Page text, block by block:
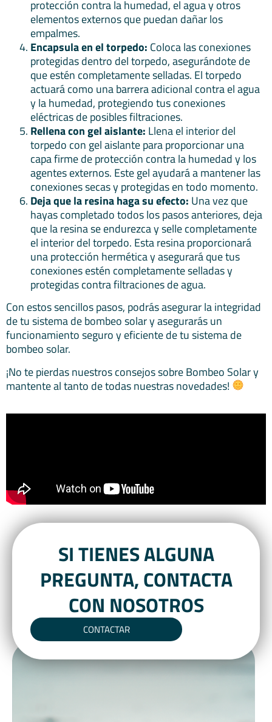
protección contra la humedad, el agua y otros
elementos externos que puedan dañar los
empalmes.
Encapsula en el torpedo: Coloca las conexiones
protegidas dentro del torpedo, asegurándote de
que estén completamente selladas. El torpedo
actuará como una barrera adicional contra el agua
y la humedad, protegiendo tus conexiones
eléctricas de posibles filtraciones.
Rellena con gel aislante: Llena el interior del
torpedo con gel aislante para proporcionar una
capa firme de protección contra la humedad y los
agentes externos. Este gel ayudará a mantener las
conexiones secas y protegidas en todo momento.
Deja que la resina haga su efecto: Una vez que
hayas completado todos los pasos anteriores, deja
que la resina se endurezca y selle completamente
el interior del torpedo. Esta resina proporcionará
una protección hermética y asegurará que tus
conexiones estén completamente selladas y
protegidas contra filtraciones de agua.
Con estos sencillos pasos, podrás asegurar la integridad
de tu sistema de bombeo solar y asegurarás un
funcionamiento seguro y eficiente de tu sistema de
bombeo solar.
¡No te pierdas nuestros consejos sobre Bombeo Solar y
mantente al tanto de todas nuestras novedades!
SI TIENES ALGUNA
PREGUNTA, CONTACTA
CON NOSOTROS
CONTACTAR